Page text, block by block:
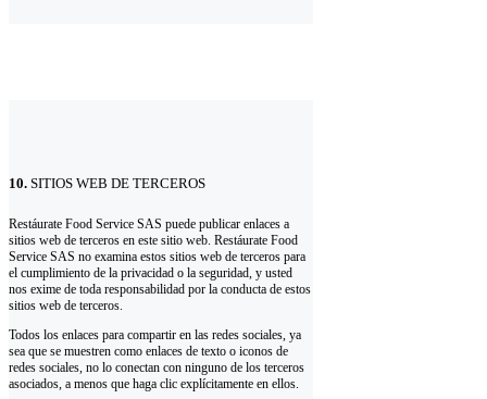
10. SITIOS WEB DE TERCEROS
Restáurate Food Service SAS puede publicar enlaces a
sitios web de terceros en este sitio web. Restáurate Food
Service SAS no examina estos sitios web de terceros para
el cumplimiento de la privacidad o la seguridad, y usted
nos exime de toda responsabilidad por la conducta de estos
sitios web de terceros.
Todos los enlaces para compartir en las redes sociales, ya
sea que se muestren como enlaces de texto o iconos de
redes sociales, no lo conectan con ninguno de los terceros
asociados, a menos que haga clic explícitamente en ellos.